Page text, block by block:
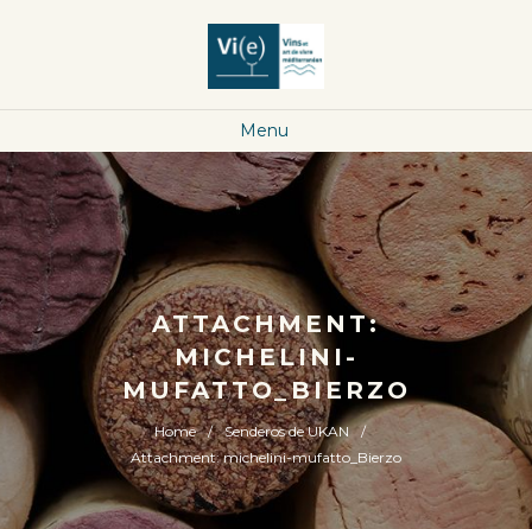
Menu
ATTACHMENT:
MICHELINI-
MUFATTO_BIERZO
Home
Senderos de UKAN
Attachment: michelini-mufatto_Bierzo